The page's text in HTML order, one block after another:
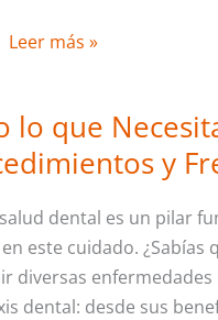
Leer más »
lo que
y
dental es un pilar
este cuidado.
diversas
dental: desde sus
Todo
lo
que
Necesitas
Saber
sobre
la